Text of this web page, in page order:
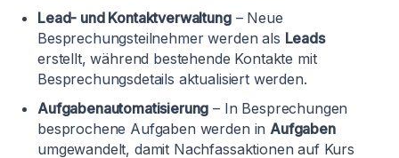
Lead- und Kontaktverwaltung– Neue
Besprechungsteilnehmer werden als Leads
erstellt, während bestehende Kontakte mit
Besprechungsdetails aktualisiert werden.
Aufgabenautomatisierung – In Besprechungen
besprochene Aufgaben werden inAufgaben
umgewandelt, damit Nachfassaktionen auf Kurs